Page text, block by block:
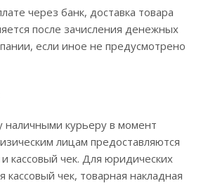
через банк, доставка товара
после зачисления денежных
если иное не предусмотрено
наличными курьеру в момент
лицам предоставляются
кассовый чек. Для юридических
кассовый чек, товарная накладная